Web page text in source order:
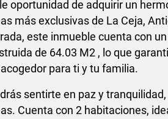
oportunidad de adquirir un
más exclusivas de La Ceja,
este inmueble cuenta con
de 64.03 M2 , lo que
para ti y tu familia.
sentirte en paz y
Cuenta con 2 habitaciones,